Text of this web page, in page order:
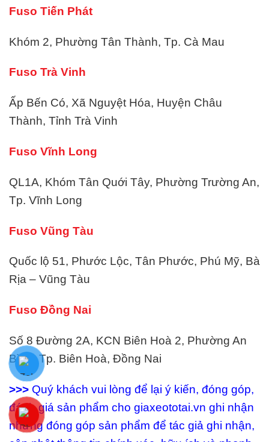
Fuso Tiến Phát
Khóm 2, Phường Tân Thành, Tp. Cà Mau
Fuso Trà Vinh
Ấp Bến Có, Xã Nguyệt Hóa, Huyện Châu
Thành, Tỉnh Trà Vinh
Fuso Vĩnh Long
QL1A, Khóm Tân Quới Tây, Phường Trường An,
Tp. Vĩnh Long
Fuso Vũng Tàu
Quốc lộ 51, Phước Lộc, Tân Phước, Phú Mỹ, Bà
Rịa – Vũng Tàu
Fuso Đồng Nai
Số 8 Đường 2A, KCN Biên Hoà 2, Phường An
Bình, Tp. Biên Hoà, Đồng Nai
>>> Quý khách vui lòng để lại ý kiến, đóng góp,
đánh giá sản phẩm cho giaxeototai.vn ghi nhận
những đóng góp sản phẩm để tác giả ghi nhận,